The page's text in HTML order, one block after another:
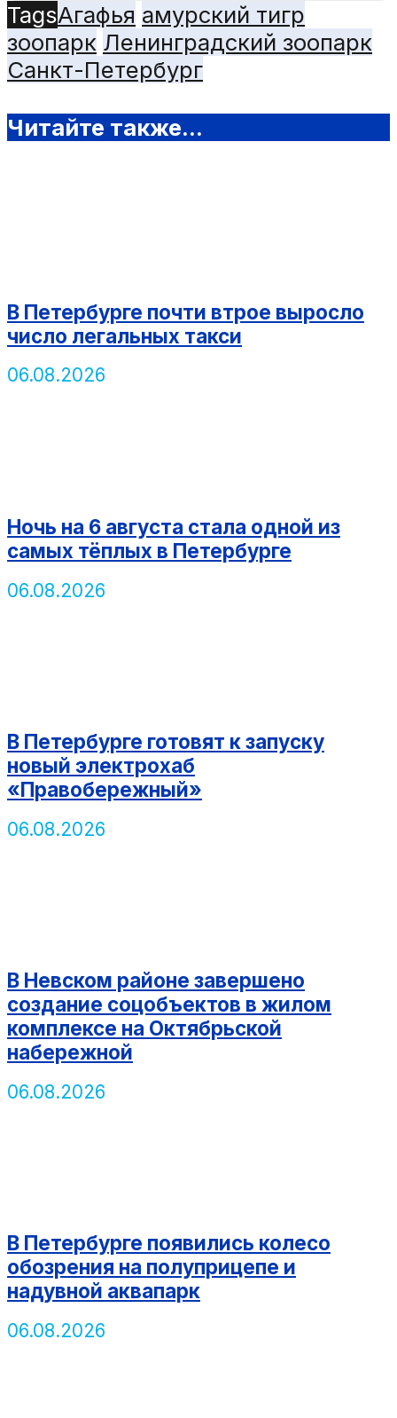
TagsАгафья амурский тигр
зоопарк Ленинградский зоопарк
Санкт-Петербург
Читайте также...
В Петербурге почти втрое выросло
число легальных такси
06.08.2026
Ночь на 6 августа стала одной из
самых тёплых в Петербурге
06.08.2026
В Петербурге готовят к запуску
новый электрохаб
«Правобережный»
06.08.2026
В Невском районе завершено
создание соцобъектов в жилом
комплексе на Октябрьской
набережной
06.08.2026
В Петербурге появились колесо
обозрения на полуприцепе и
надувной аквапарк
06.08.2026